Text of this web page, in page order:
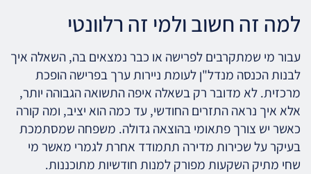
למה זה חשוב ולמי זה רלוונטי
עבור מי שמתקרבים לפרישה או כבר נמצאים בה, השאלה איך
לבנות הכנסה מנדל"ן לעומת ניירות ערך בפרישה הופכת
מרכזית. לא מדובר רק בשאלה איפה התשואה הגבוהה יותר,
אלא איך נראה התזרים החודשי, עד כמה הוא יציב, ומה קורה
כאשר יש צורך פתאומי בהוצאה גדולה. משפחה שמסתמכת
בעיקר על שכירות מדירה תתמודד אחרת לגמרי מאשר מי
שחי מתיק השקעות מפורק למנות חודשיות מתוכננות.